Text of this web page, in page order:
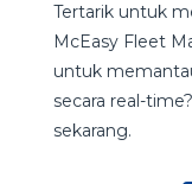
Tertarik untuk
McEasy Fleet
untuk
secara real-
sekarang.